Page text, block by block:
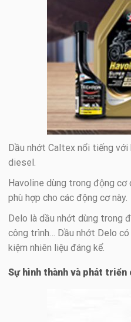
Dầu nhớt Caltex nổi tiếng với
diesel.
Havoline dùng trong động
phù hợp cho các động cơ này.
Delo là dầu nhớt dùng trong
công trình… Dầu nhớt Delo
kiệm nhiên liệu đáng kể.
Sự hình thành và phát